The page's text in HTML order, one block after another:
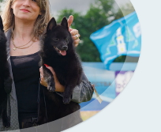
собак
в моей студии